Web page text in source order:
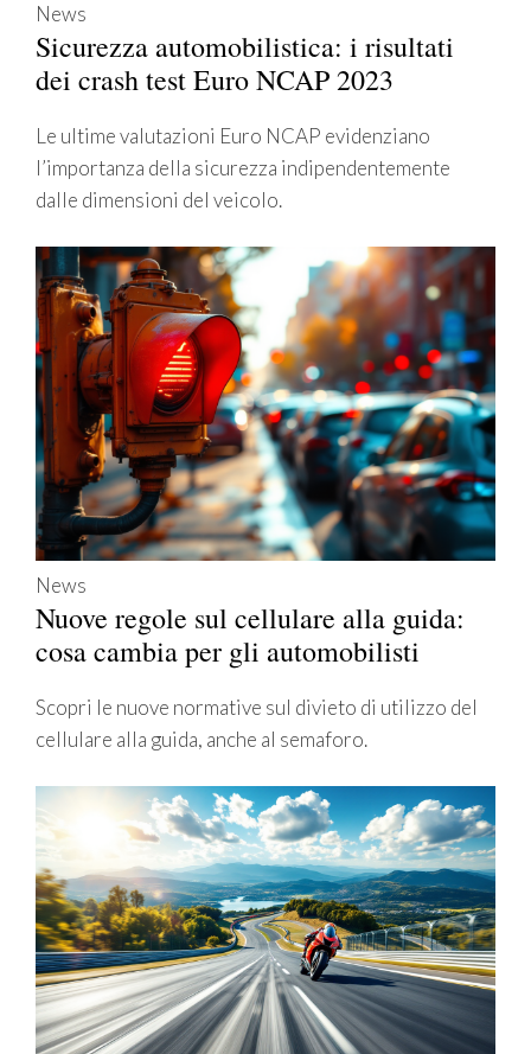
News
Sicurezza automobilistica: i risultati
dei crash test Euro NCAP 2023
Le ultime valutazioni Euro NCAP evidenziano
l’importanza della sicurezza indipendentemente
dalle dimensioni del veicolo.
News
Nuove regole sul cellulare alla guida:
cosa cambia per gli automobilisti
Scopri le nuove normative sul divieto di utilizzo del
cellulare alla guida, anche al semaforo.